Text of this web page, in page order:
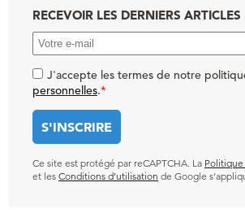
RECEVOIR LES DERNIERS ARTICLES
J'accepte les termes de notre
personnelles.*
Ce site est protégé par reCAPTCHA. La
et les Conditions d’utilisation de Google